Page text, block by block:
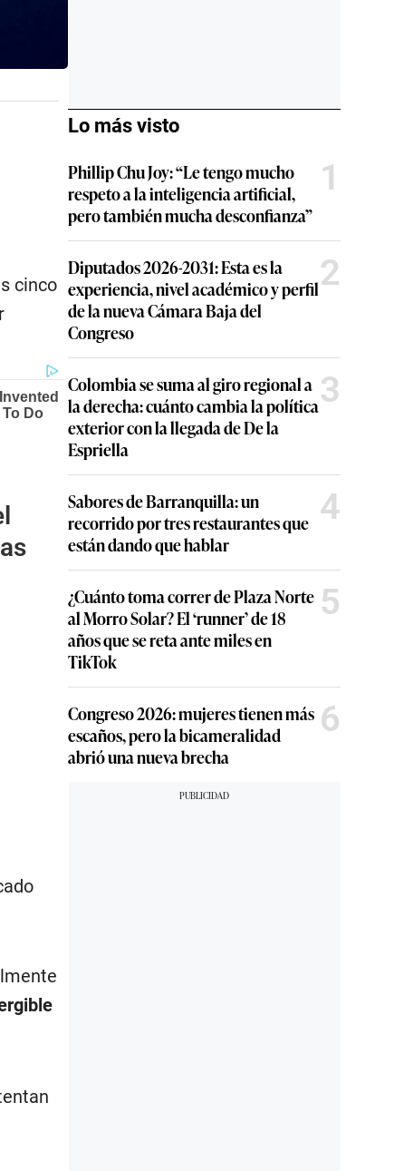
cinco
Lo más visto
Phillip Chu Joy: “Le tengo mucho
respeto a la inteligencia artificial,
pero también mucha desconfianza”
1
Diputados 2026-2031: Esta es la
experiencia, nivel académico y perfil
de la nueva Cámara Baja del
Congreso
2
Colombia se suma al giro regional a
la derecha: cuánto cambia la política
exterior con la llegada de De la
Espriella
3
Sabores de Barranquilla: un
recorrido por tres restaurantes que
están dando que hablar
4
¿Cuánto toma correr de Plaza Norte
al Morro Solar? El ‘runner’ de 18
años que se reta ante miles en
TikTok
5
Congreso 2026: mujeres tienen más
escaños, pero la bicameralidad
abrió una nueva brecha
6